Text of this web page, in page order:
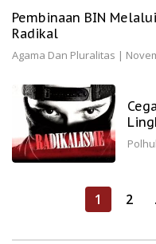
Pembinaan BIN
Radikal
Agama Dan Pluralitas |
pagination
1 2